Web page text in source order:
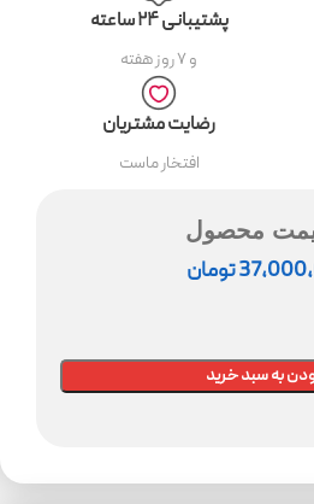
پشتیبانی ۲۴ ساعته
و ۷ روز هفته
رضایت مشتریان
افتخار ماست
محصول
تومان
به سبد خرید